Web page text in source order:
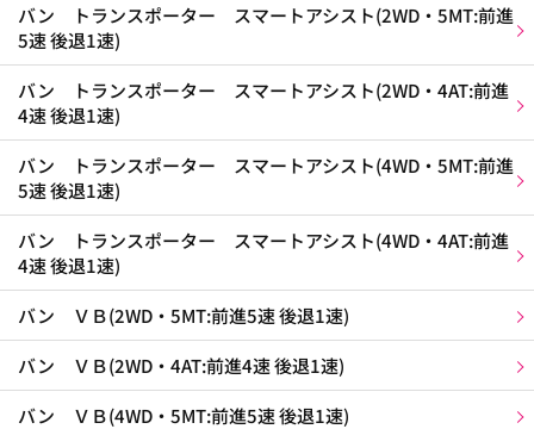
バン トランスポーター スマートアシスト(2WD・5MT:前進
5速 後退1速)
バン トランスポーター スマートアシスト(2WD・4AT:前進
4速 後退1速)
バン トランスポーター スマートアシスト(4WD・5MT:前進
5速 後退1速)
バン トランスポーター スマートアシスト(4WD・4AT:前進
4速 後退1速)
バン ＶＢ(2WD・5MT:前進5速 後退1速)
バン ＶＢ(2WD・4AT:前進4速 後退1速)
バン ＶＢ(4WD・5MT:前進5速 後退1速)